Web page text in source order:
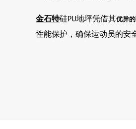
金石特硅PU地坪凭借其优异
性能保护，确保运动员的安